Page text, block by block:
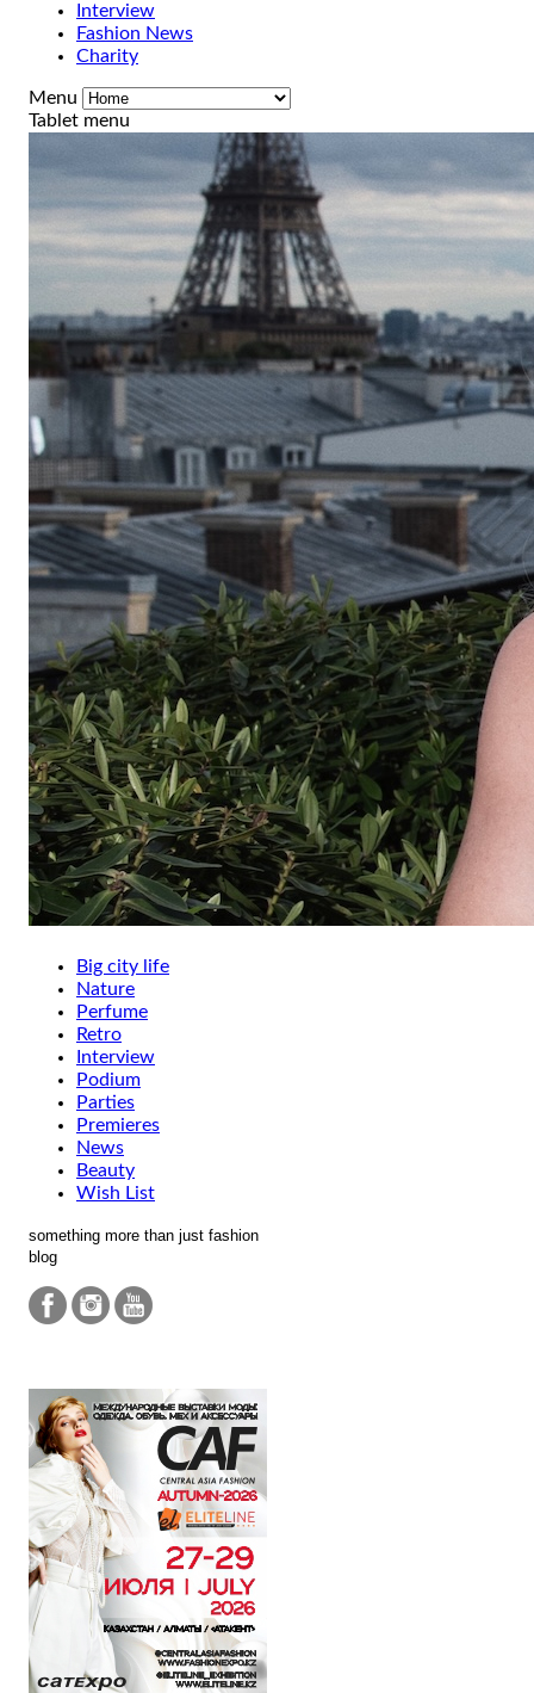
Interview
Fashion News
Charity
Menu
Tablet menu
Big city life
Nature
Perfume
Retro
Interview
Podium
Parties
Premieres
News
Beauty
Wish List
something more than just fashion
blog